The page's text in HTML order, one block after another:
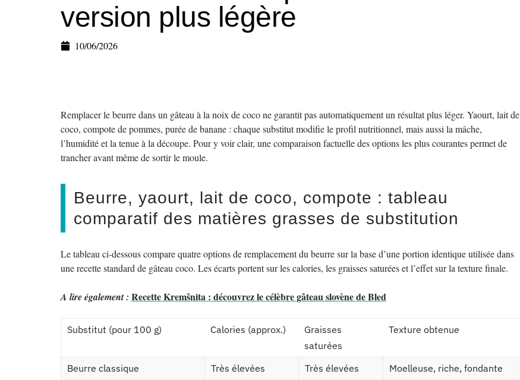
version plus légère
10/06/2026
Remplacer le beurre dans un gâteau à la noix de coco ne garantit pas automatiquement un résultat plus léger. Yaourt, lait de
coco, compote de pommes, purée de banane : chaque substitut modifie le profil nutritionnel, mais aussi la mâche,
l’humidité et la tenue à la découpe. Pour y voir clair, une comparaison factuelle des options les plus courantes permet de
trancher avant même de sortir le moule.
Beurre, yaourt, lait de coco, compote : tableau
comparatif des matières grasses de substitution
Le tableau ci-dessous compare quatre options de remplacement du beurre sur la base d’une portion identique utilisée dans
une recette standard de gâteau coco. Les écarts portent sur les calories, les graisses saturées et l’effet sur la texture finale.
A lire également : Recette Kremšnita : découvrez le célèbre gâteau slovène de Bled
Substitut (pour 100 g) Calories (approx.)
Graisses
saturées
Texture obtenue
Beurre classique Très élevées Très élevées Moelleuse, riche, fondante